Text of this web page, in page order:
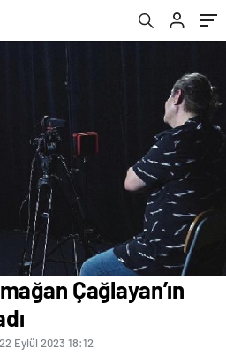
Çağlayan’ın
22 Eylül 2023 18:12